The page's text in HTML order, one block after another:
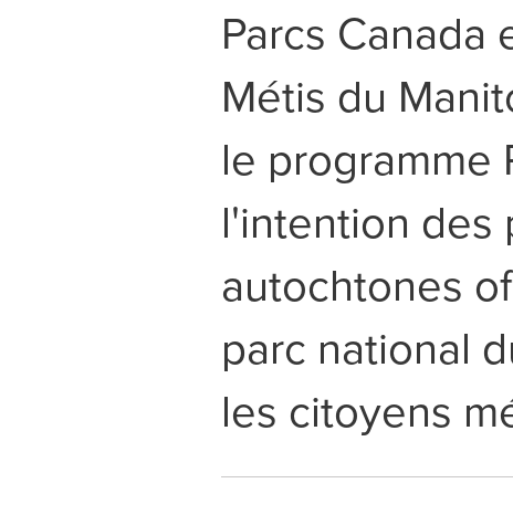
Parcs
Métis du
le programme
l'intention des
autochtones
parc national
les citoyens